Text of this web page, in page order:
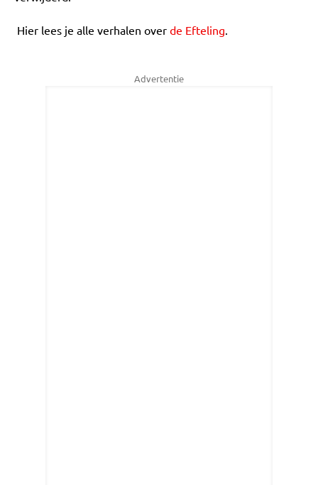
Hier lees je alle verhalen over de Efteling.
Advertentie